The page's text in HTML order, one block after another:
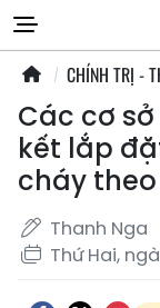
CHÍNH TRỊ -
Các cơ
kết lắp
cháy
Thanh Nga
Thứ Hai,